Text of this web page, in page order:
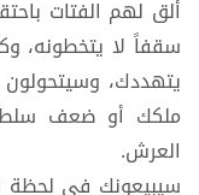
ألق لهم الفتات
سقفاً لا يتخطونه،
يتهددك،
ملكك أو ضعف
العرش.
سيبيعونك فى لحظة